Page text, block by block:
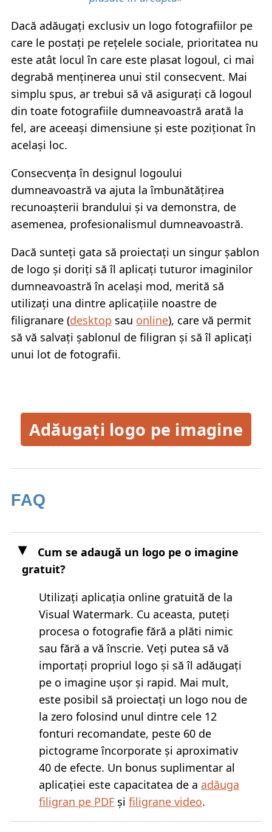
Dacă adăugați exclusiv un logo fotografiilor pe
care le postați pe rețelele sociale, prioritatea nu
este atât locul în care este plasat logoul, ci mai
degrabă menținerea unui stil consecvent. Mai
simplu spus, ar trebui să vă asigurați că logoul
din toate fotografiile dumneavoastră arată la
fel, are aceeași dimensiune și este poziționat în
același loc.
Consecvența în designul logoului
dumneavoastră va ajuta la îmbunătățirea
recunoașterii brandului și va demonstra, de
asemenea, profesionalismul dumneavoastră.
Dacă sunteți gata să proiectați un singur șablon
de logo și doriți să îl aplicați tuturor imaginilor
dumneavoastră în același mod, merită să
utilizați una dintre aplicațiile noastre de
filigranare (desktop sau online), care vă permit
să vă salvați șablonul de filigran și să îl aplicați
unui lot de fotografii.
Adăugați logo pe imagine
FAQ
Cum se adaugă un logo pe o imagine
gratuit?
Utilizați aplicația online gratuită de la
Visual Watermark. Cu aceasta, puteți
procesa o fotografie fără a plăti nimic
sau fără a vă înscrie. Veți putea să vă
importați propriul logo și să îl adăugați
pe o imagine ușor și rapid. Mai mult,
este posibil să proiectați un logo nou de
la zero folosind unul dintre cele 12
fonturi recomandate, peste 60 de
pictograme încorporate și aproximativ
40 de efecte. Un bonus suplimentar al
aplicației este capacitatea de a adăuga
filigran pe PDF și filigrane video.